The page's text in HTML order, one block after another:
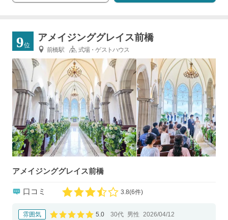
9位
アメイジンググレイス前橋
前橋駅 式場・ゲストハウス
アメイジンググレイス前橋
口コミ 口コミ評価
3.8(6件)
雰囲気
口コミ評価
5.0 30代 男性 2026/04/12